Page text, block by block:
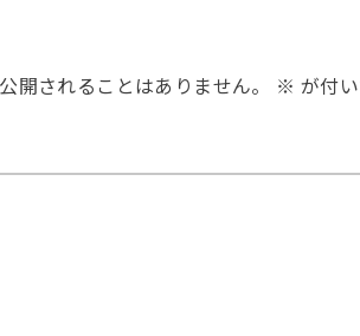
開されることはありません。 ※ が付